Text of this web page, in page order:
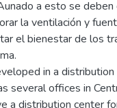
a esto se
la ventilación y
el bienestar de los
in a
several offices in
a distribution center